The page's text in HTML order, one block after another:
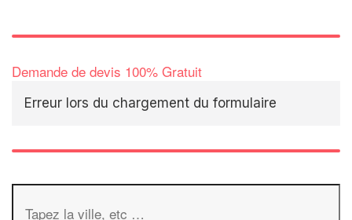
Demande de devis 100% Gratuit
Erreur lors du chargement du formulaire